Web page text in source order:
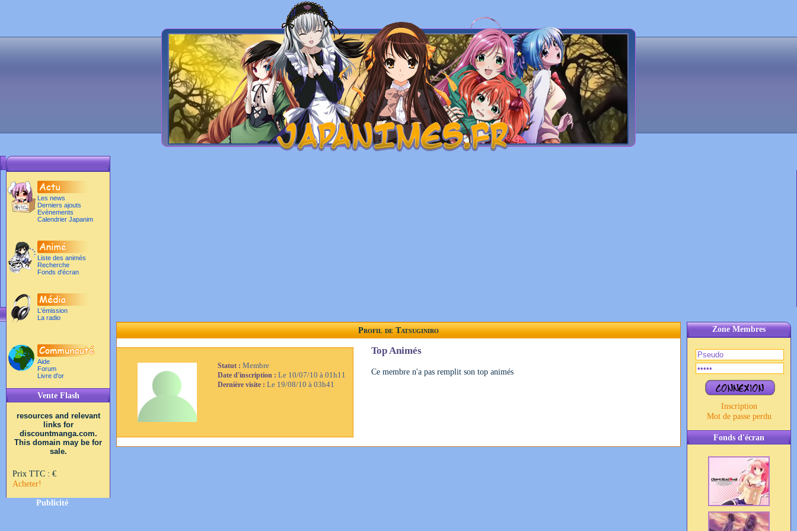
Les news
Derniers ajouts
Evènements
Calendrier Japanim
Liste des animés
Recherche
Fonds d'écran
L'émission
La radio
Aide
Forum
Livre d'or
Vente Flash
resources and relevant
links for
discountmanga.com.
This domain may be for
sale.
Prix TTC : €
Acheter!
Publicité
Zone Membres
Inscription
Mot de passe perdu
Fonds d'écran
Profil de Tatsuginiro
Statut : Membre
Date d'inscription : Le 10/07/10 à 01h11
Dernière visite : Le 19/08/10 à 03h41
Top Animés
Ce membre n'a pas remplit son top animés